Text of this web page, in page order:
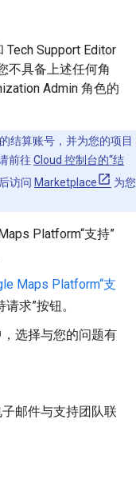
Tech Support Editor
不具备上述任何角
Admin 角色的
结算账号，并为您的项目
前往 Cloud 控制台的“结
访问 Marketplace
为您
Platform“支持”
Maps Platform“支
求”按钮。
选择与您的问题有
邮件与支持团队联